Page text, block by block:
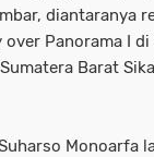
diantaranya
Panorama I
Barat
Monoarfa